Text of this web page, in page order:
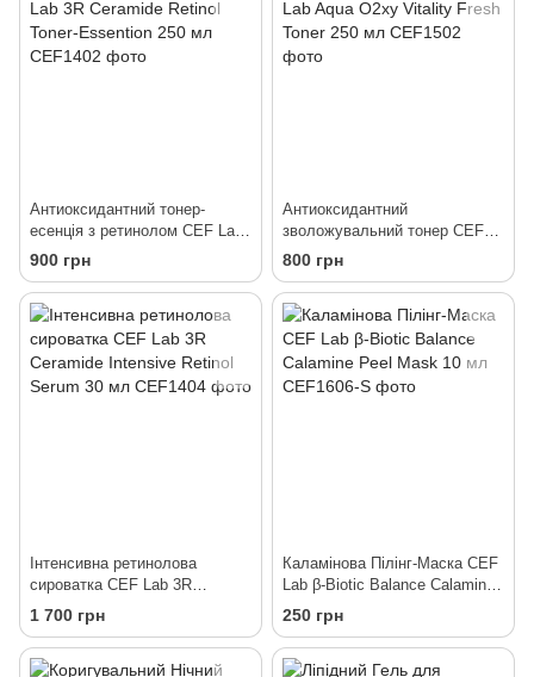
Антиоксидантний тонер-
есенція з ретинолом CEF Lab
3R Ceramide Retinol Toner-
Essention 250 мл
900 грн
Антиоксидантний
зволожувальний тонер CEF
Lab Aqua O2xy Vitality Fresh
Toner 250 мл
800 грн
Інтенсивна ретинолова
сироватка CEF Lab 3R
Ceramide Intensive Retinol
Serum 30 мл
1 700 грн
Каламінова Пілінг-Маска CEF
Lab β-Biotic Balance Calamine
Peel Mask 10 мл
250 грн